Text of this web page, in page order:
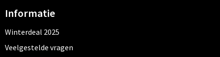
Informatie
Winterdeal 2025
Veelgestelde vragen